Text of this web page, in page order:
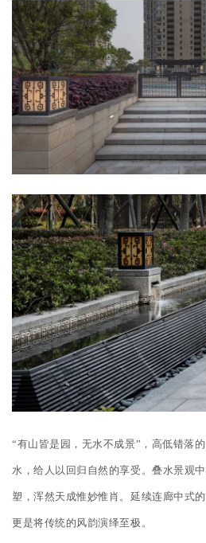
“有山皆是园，无水不成景”，高低错落
水，给人以回归自然的享受。叠水景观
塑，浑然天成惟妙惟肖。延续连廊中式
更是将传统的风韵演绎至极。